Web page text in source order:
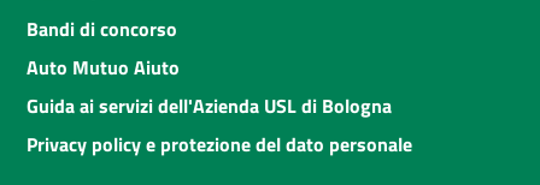
Bandi di concorso
Auto Mutuo Aiuto
Guida ai servizi dell'Azienda USL di Bologna
Privacy policy e protezione del dato personale